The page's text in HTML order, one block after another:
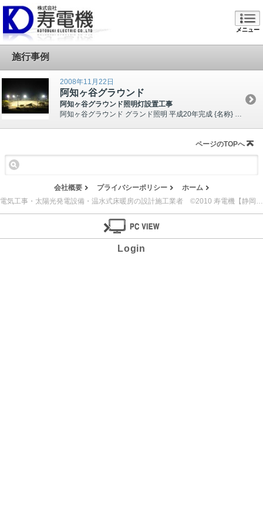
メニュー
施行事例
2008年11月22日
阿知ヶ谷グラウンド
阿知ヶ谷グラウンド照明灯設置工事
阿知ヶ谷グラウンド グランド照明 平成20年完成 {名称} 平成20年度阿知ヶ谷グラウンド照明...
ページのTOPへ
会社概要 プライバシーポリシー
ホーム
電気工事・太陽光発電設備・温水式床暖房の設計施工業者 ©2010 寿電機【静岡県島田市】
Login